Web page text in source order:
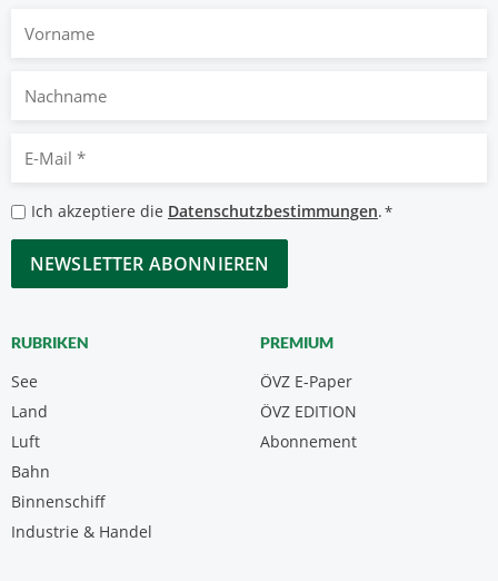
Vorname
Nachname
Mail
*
Datenschutzbestimmungen
*
Ich akzeptiere die Datenschutzbestimmungen.*
CAPTCHA
RUBRIKEN
See
Land
Luft
Bahn
Binnenschiff
Industrie & Handel
PREMIUM
ÖVZ E-Paper
Abonnement
ÖVZ EDITION